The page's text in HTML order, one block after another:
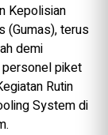
Kepolisian
(Gumas), terus
demi
personel piket
Rutin
System di